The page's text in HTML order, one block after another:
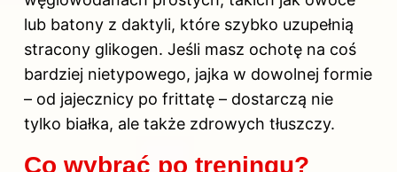
lub batony z daktyli, które szybko uzupełnią
stracony glikogen. Jeśli masz ochotę na coś
bardziej nietypowego, jajka w dowolnej formie
– od jajecznicy po frittatę – dostarczą nie
tylko białka, ale także zdrowych tłuszczy.
Co wybrać po treningu?